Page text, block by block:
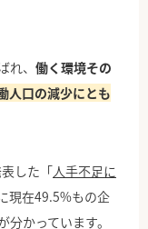
、 働く環境その
人口の減少にとも
した「人手不足に
現在49.5%もの企
かっています。